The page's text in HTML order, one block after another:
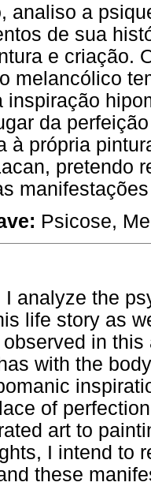
analiso a
de sua
e criação.
melancólico
inspiração
da
à própria
pretendo
Psicose,
I analyze the
life story as
in
with the
of
art to
I intend to
these